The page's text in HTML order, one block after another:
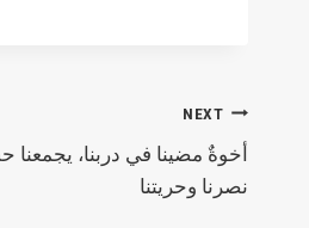
NEXT
أخوةٌ مضينا في دربنا،
نصرنا وحريتنا